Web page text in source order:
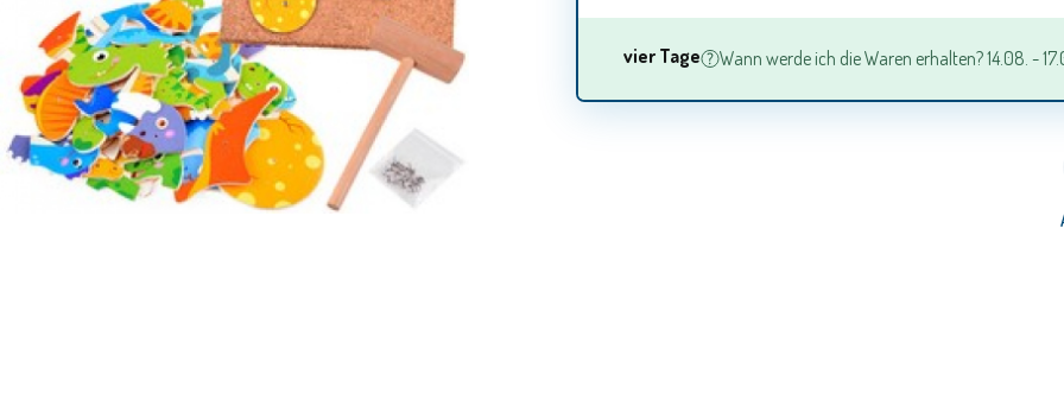
vier Tage Wann werde ich die Waren erhalten? 14.08. -